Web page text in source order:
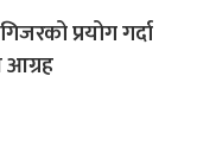
प्रयोग गर्दा
आग्रह